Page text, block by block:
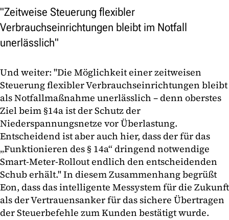
"Zeitweise Steuerung flexibler
Verbrauchseinrichtungen bleibt im Notfall
unerlässlich"
Und weiter: "Die Möglichkeit einer zeitweisen
Steuerung flexibler Verbrauchseinrichtungen bleibt
als Notfallmaßnahme unerlässlich – denn oberstes
Ziel beim §14a ist der Schutz der
Niederspannungsnetze vor Überlastung.
Entscheidend ist aber auch hier, dass der für das
„Funktionieren des § 14a“ dringend notwendige
Smart-Meter-Rollout endlich den entscheidenden
Schub erhält." In diesem Zusammenhang begrüßt
Eon, dass das intelligente Messystem für die Zukunft
als der Vertrauensanker für das sichere Übertragen
der Steuerbefehle zum Kunden bestätigt wurde.